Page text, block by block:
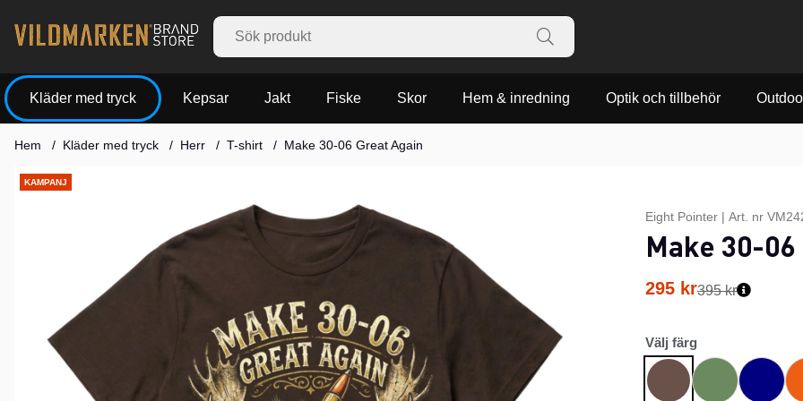
Kläder med tryck Kepsar Jakt Fiske Skor Hem & inredning Optik och tillbehör
Hem Kläder med tryck Herr T-shirt Make 30-06 Great Again
KAMPANJ
Produktbilder
Eight Pointer | Art. nr
Make 30-
295 kr395 kr
Välj färg
Brun
Grön Marinblå